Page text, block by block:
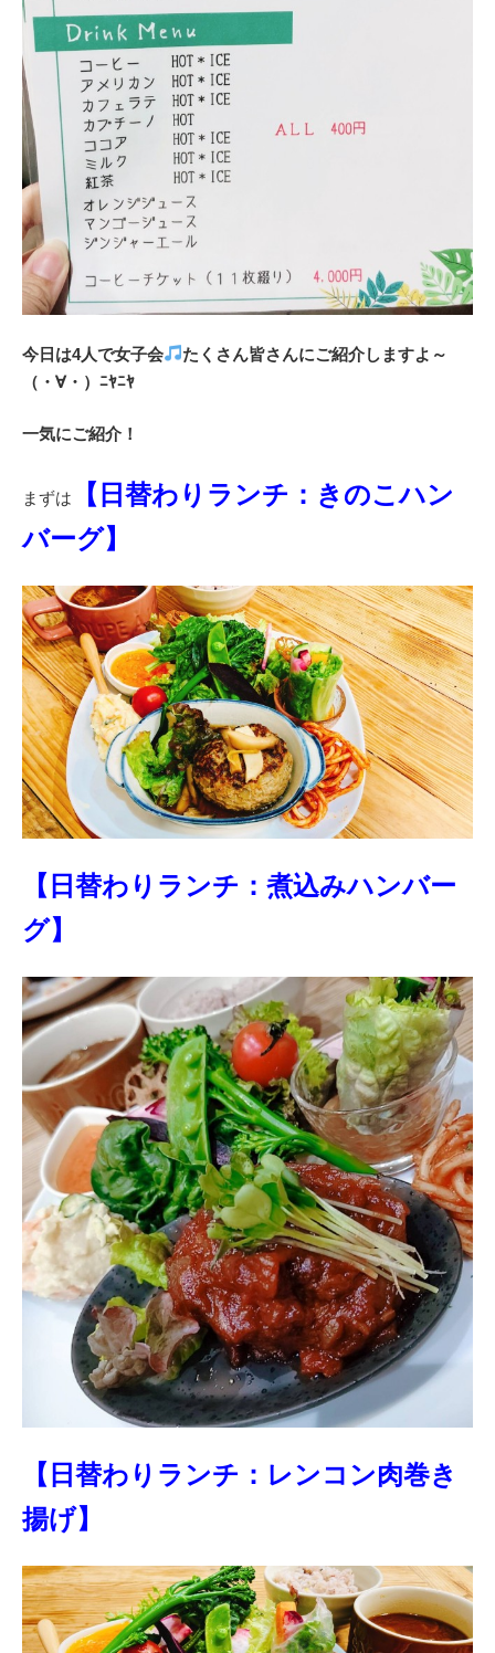
今日は4人で女子会
たくさん皆さんにご紹介しますよ～
（・∀・）ﾆﾔﾆﾔ
一気にご紹介！
まずは
【日替わりランチ：きのこハン
バーグ】
【日替わりランチ：煮込みハンバー
グ】
【日替わりランチ：レンコン肉巻き
揚げ】